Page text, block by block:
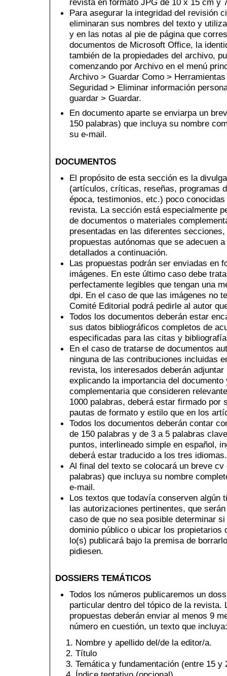
Para asegurar la integridad del revisión
eliminaran sus nombres del texto y
y en las notas al pie de página que
documentos de Microsoft Office, la
también de la propiedades del archivo,
comenzando por Archivo en el menú
Archivo > Guardar Como >
Seguridad > Eliminar información
guardar > Guardar.
En documento aparte se enviarpa un
150 palabras) que incluya su nombre
su e-mail.
DOCUMENTOS
El propósito de esta sección es la
(artículos, críticas, reseñas, programas
época, testimonios, etc.) poco
revista. La sección está especialmente
de documentos o materiales
presentadas en las diferentes
propuestas autónomas que se adecuen
detallados a continuación.
Las propuestas podrán ser enviadas en
imágenes. En este último caso debe
perfectamente legibles que tengan una
dpi. En el caso de que las imágenes no
Comité Editorial podrá pedirle al autor
Todos los documentos deberán estar
sus datos bibliográficos completos de
especificadas para las citas y
En el caso de tratarse de documentos
ninguna de las contribuciones incluidas
revista, los interesados deberán
explicando la importancia del
complementaria que consideren
1000 palabras, deberá estar firmado
pautas de formato y estilo que en los
Todos los documentos deberán contar
de 150 palabras y de 3 a 5 palabras
puntos, interlineado simple en español,
deberá estar traducido a los tres idiomas.
Al final del texto se colocará un breve
palabras) que incluya su nombre
e-mail.
Los textos que todavía conserven algún
las autorizaciones pertinentes, que
caso de que no sea posible determinar
dominio público o ubicar los
lo(s) publicará bajo la premisa de
pidiesen.
DOSSIERS TEMÁTICOS
Todos los números publicaremos un
particular dentro del tópico de la revista.
propuestas deberán enviar al menos 9
número en cuestión, un texto que incluya:
Nombre y apellido del/de la editor/a.
Título
Temática y fundamentación (entre 15 y